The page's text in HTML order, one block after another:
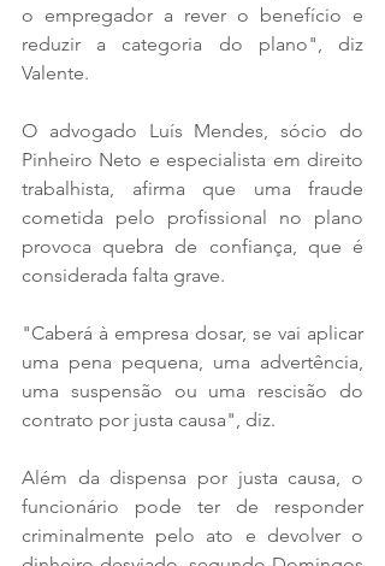
o empregador a rever o benefício e
reduzir a categoria do plano", diz
Valente.
O advogado Luís Mendes, sócio do
Pinheiro Neto e especialista em direito
trabalhista, afirma que uma fraude
cometida pelo profissional no plano
provoca quebra de confiança, que é
considerada falta grave.
"Caberá à empresa dosar, se vai aplicar
uma pena pequena, uma advertência,
uma suspensão ou uma rescisão do
contrato por justa causa", diz.
Além da dispensa por justa causa, o
funcionário pode ter de responder
criminalmente pelo ato e devolver o